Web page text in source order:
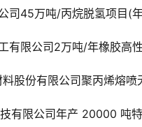
司45万吨/丙烷脱氢项目(
有限公司2万吨/年橡胶高
股份有限公司聚丙烯熔
技有限公司年产 20000 吨